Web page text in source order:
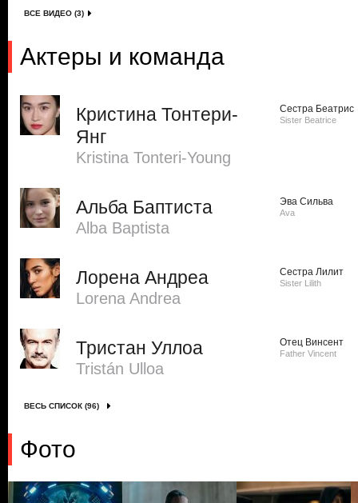
ВСЕ ВИДЕО (3)
Актеры и команда
Кристина Тонтери-
Янг
Kristina Tonteri-Young
Сестра Беатрис
Sister Beatrice
Альба Баптиста
Alba Baptista
Эва Сильва
Ava
Лорена Андреа
Lorena Andrea
Сестра Лилит
Sister Lilith
Тристан Уллоа
Tristán Ulloa
Отец Винсент
Father Vincent
ВЕСЬ СПИСОК (96)
Фото